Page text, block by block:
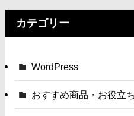
カテゴリー
WordPress
おすすめ商品・お役立